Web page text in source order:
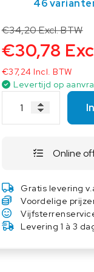
Overige
Draagbare
Industrie 4.0
Software
Weegcellen
46
€34,20Excl. BTW
€30,78
€37,24 Incl. BTW
Levertijd op
A
o
n
t
r
l
Online
Gratis levering
Voordelige
Levering 1 à 3